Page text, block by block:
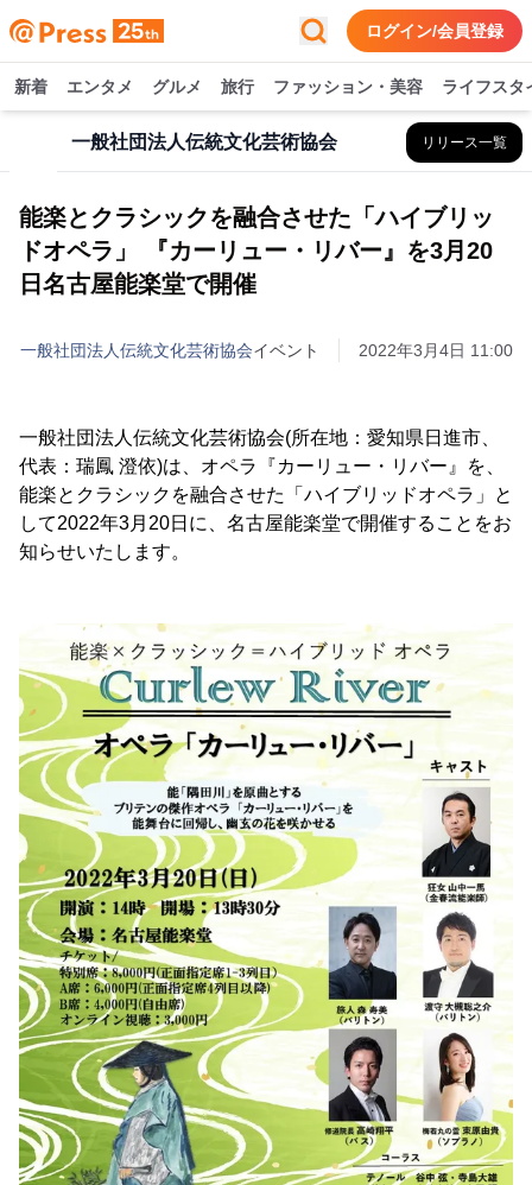
ログイン/会員登録
新着 エンタメ グルメ 旅行 ファッション・美容 ライフスタ
一般社団法人伝統文化芸術協会 リリース一覧
能楽とクラシックを融合させた「ハイブリッ
ドオペラ」 『カーリュー・リバー』を3月20
日名古屋能楽堂で開催
一般社団法人伝統文化芸術協会イベント 2022年3月4日 11:00
一般社団法人伝統文化芸術協会(所在地：愛知県日進市、
代表：瑞鳳 澄依)は、オペラ『カーリュー・リバー』を、
能楽とクラシックを融合させた「ハイブリッドオペラ」と
して2022年3月20日に、名古屋能楽堂で開催することをお
知らせいたします。